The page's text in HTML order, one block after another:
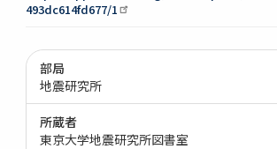
493dc614fd677/1
部局
地震研究所
所蔵者
東京大学地震研究所図書室